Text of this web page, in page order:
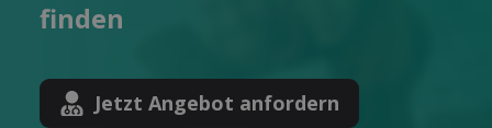
finden
Jetzt Angebot anfordern